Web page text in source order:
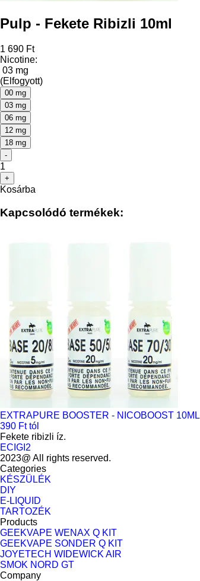
Pulp - Fekete Ribizli 10ml
1 690 Ft
Nicotine:
03 mg
(Elfogyott)
00 mg
03 mg
06 mg
12 mg
18 mg
-
1
+
Kosárba
Kapcsolódó termékek:
EXTRAPURE BOOSTER - NICOBOOST 10ML
390 Ft tól
Fekete ribizli íz.
ECIGI2
2023@ All rights reserved.
Categories
KÉSZÜLÉK
DIY
E-LIQUID
TARTOZÉK
Products
GEEKVAPE WENAX Q KIT
GEEKVAPE SONDER Q KIT
JOYETECH WIDEWICK AIR
SMOK NORD GT
Company